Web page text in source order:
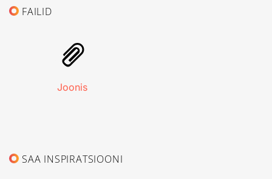
FAILID
Joonis
SAA INSPIRATSIOONI